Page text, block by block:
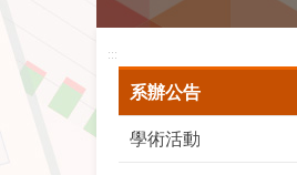
:::
系辦公告
學術活動